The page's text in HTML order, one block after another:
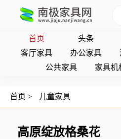
首页 头条
客厅家具
办公家具
公共家具
家具机
首页 > 儿童家具
高原绽放格桑花